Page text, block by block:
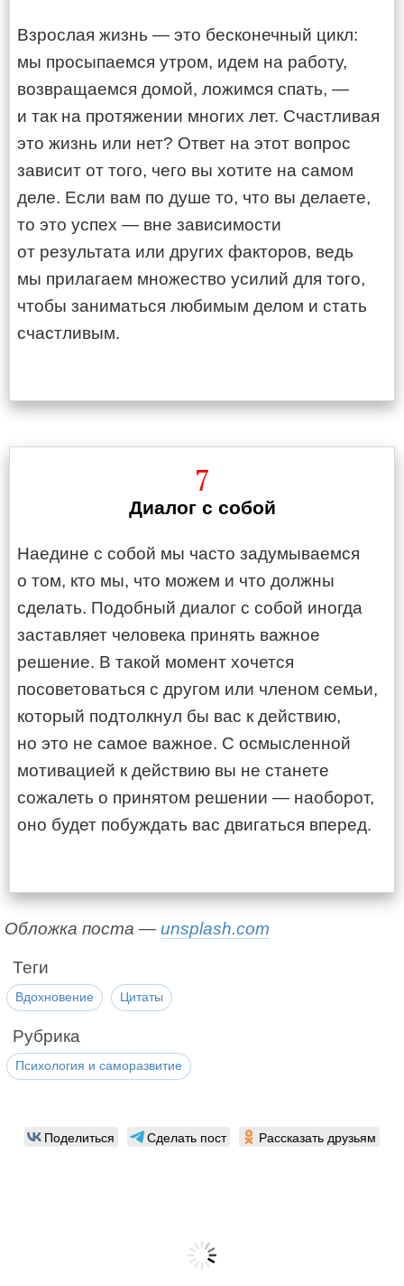
Взрослая жизнь — это бесконечный цикл:
мы просыпаемся утром, идем на работу,
возвращаемся домой, ложимся спать, —
и так на протяжении многих лет. Счастливая
это жизнь или нет? Ответ на этот вопрос
зависит от того, чего вы хотите на самом
деле. Если вам по душе то, что вы делаете,
то это успех — вне зависимости
от результата или других факторов, ведь
мы прилагаем множество усилий для того,
чтобы заниматься любимым делом и стать
счастливым.
7
Диалог с собой
Наедине с собой мы часто задумываемся
о том, кто мы, что можем и что должны
сделать. Подобный диалог с собой иногда
заставляет человека принять важное
решение. В такой момент хочется
посоветоваться с другом или членом семьи,
который подтолкнул бы вас к действию,
но это не самое важное. С осмысленной
мотивацией к действию вы не станете
сожалеть о принятом решении — наоборот,
оно будет побуждать вас двигаться вперед.
Обложка поста — unsplash.com
Теги
Вдохновение Цитаты
Рубрика
Психология и саморазвитие
Поделиться Сделать пост Рассказать друзьям